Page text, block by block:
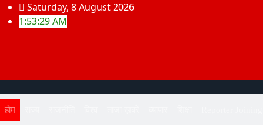
Skip
to
Saturday, 8 August 2026
1:53:29 AM
होम